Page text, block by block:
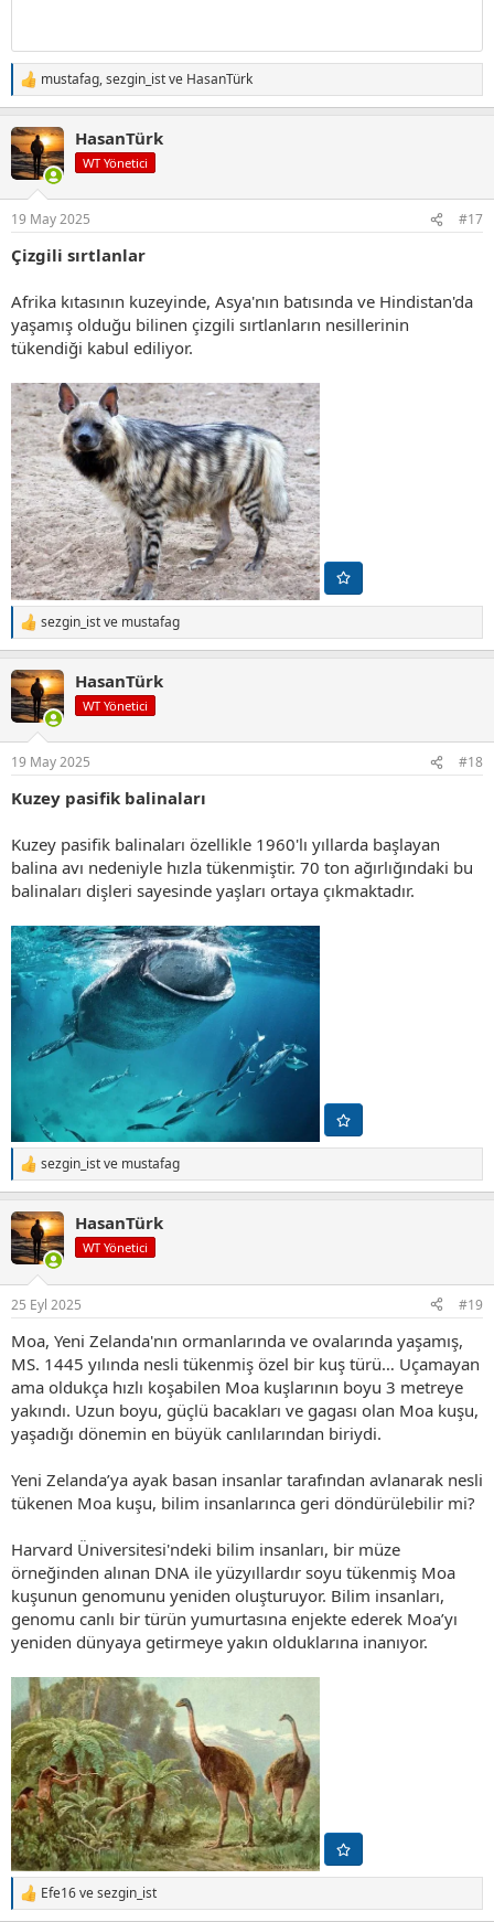
T
e
k
i
l
:
mustafag,sezgin_istve HasanTürk
HasanTürk
WT Yönetici
19 May 2025 #17
Çizgili sırtlanlar
Afrika kıtasının kuzeyinde, Asya'nın batısında ve Hindistan'da
yaşamış olduğu bilinen çizgili sırtlanların nesillerinin
tükendiği kabul ediliyor.
T
e
k
i
l
:
sezgin_istve mustafag
HasanTürk
WT Yönetici
19 May 2025 #18
Kuzey pasifik balinaları
Kuzey pasifik balinaları özellikle 1960'lı yıllarda başlayan
balina avı nedeniyle hızla tükenmiştir. 70 ton ağırlığındaki bu
balinaları dişleri sayesinde yaşları ortaya çıkmaktadır.
T
e
k
i
l
:
sezgin_istve mustafag
HasanTürk
WT Yönetici
25 Eyl 2025 #19
Moa, Yeni Zelanda'nın ormanlarında ve ovalarında yaşamış,
MS. 1445 yılında nesli tükenmiş özel bir kuş türü… Uçamayan
ama oldukça hızlı koşabilen Moa kuşlarının boyu 3 metreye
yakındı. Uzun boyu, güçlü bacakları ve gagası olan Moa kuşu,
yaşadığı dönemin en büyük canlılarından biriydi.
Yeni Zelanda’ya ayak basan insanlar tarafından avlanarak nesli
tükenen Moa kuşu, bilim insanlarınca geri döndürülebilir mi?
Harvard Üniversitesi'ndeki bilim insanları, bir müze
örneğinden alınan DNA ile yüzyıllardır soyu tükenmiş Moa
kuşunun genomunu yeniden oluşturuyor. Bilim insanları,
genomu canlı bir türün yumurtasına enjekte ederek Moa’yı
yeniden dünyaya getirmeye yakın olduklarına inanıyor.
T
e
Efe16vesezgin_ist